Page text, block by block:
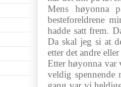
Mens
høyonna
besteforeldrene
hadde satt frem.
Da skal jeg si at
etter det andre eller
Etter høyonna var
veldig spennende